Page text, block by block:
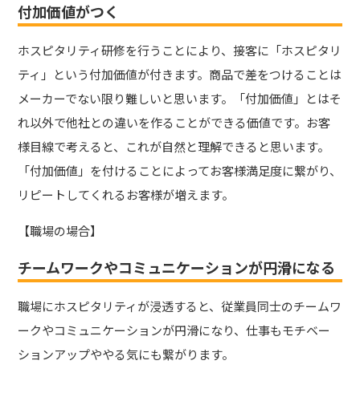
付加価値がつく
ホスピタリティ研修を行うことにより、接客に「ホスピタリ
ティ」という付加価値が付きます。商品で差をつけることは
メーカーでない限り難しいと思います。「付加価値」とはそ
れ以外で他社との違いを作ることができる価値です。お客
様目線で考えると、これが自然と理解できると思います。
「付加価値」を付けることによってお客様満足度に繋がり、
リピートしてくれるお客様が増えます。
【職場の場合】
チームワークやコミュニケーションが円滑になる
職場にホスピタリティが浸透すると、従業員同士のチームワ
ークやコミュニケーションが円滑になり、仕事もモチベー
ションアップややる気にも繋がります。